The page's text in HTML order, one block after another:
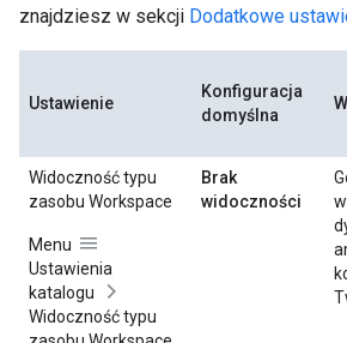
znajdziesz w sekcji Dodatkowe
Ustawienie
Konfiguracja
domyślna
Widoczność typu
zasobu Workspace
Menu
Ustawienia
katalogu
Widoczność typu
Brak
widoczności